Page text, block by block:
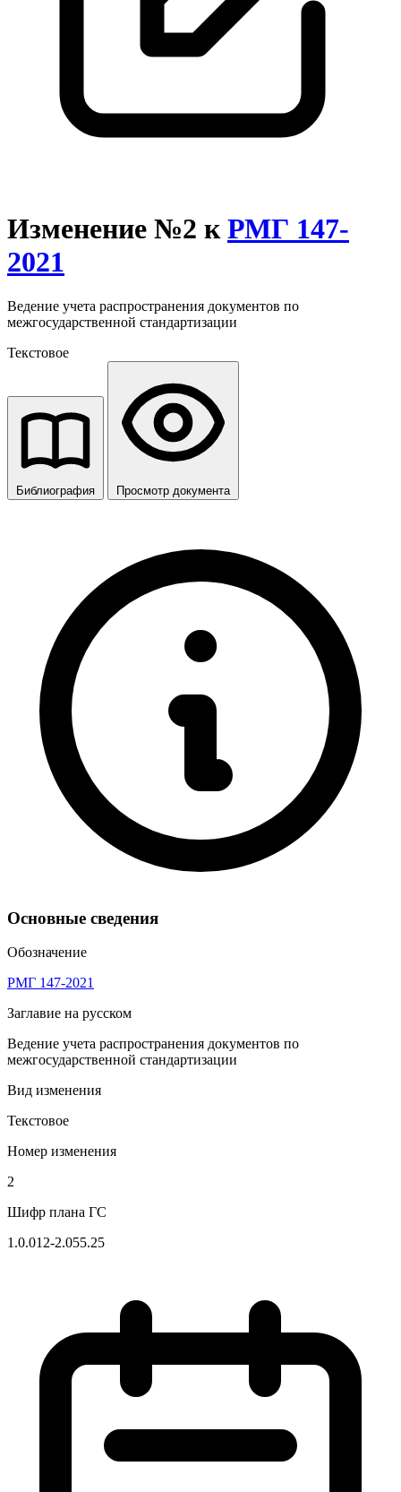
Изменение №2 кРМГ 147-
2021
Ведение учета распространения документов по
межгосударственной стандартизации
Текстовое
Библиография Просмотр документа
Основные сведения
Обозначение
РМГ 147-2021
Заглавие на русском
Ведение учета распространения документов по
межгосударственной стандартизации
Вид изменения
Текстовое
Номер изменения
2
Шифр плана ГС
1.0.012-2.055.25